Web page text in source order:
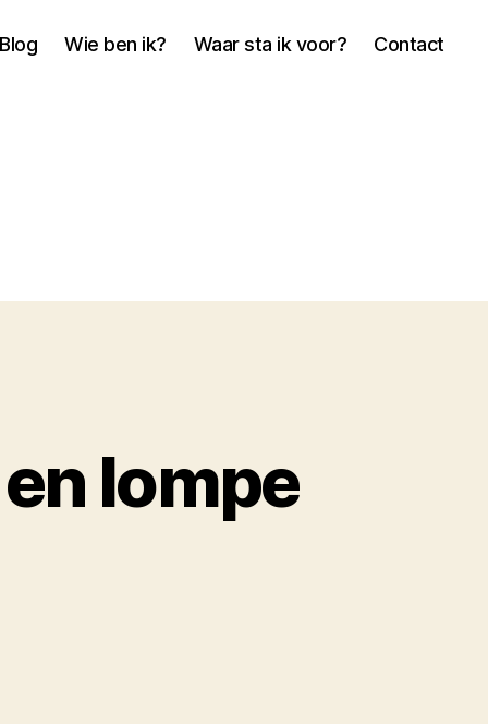
Blog Wie ben ik? Waar sta ik voor? Contact
lompe